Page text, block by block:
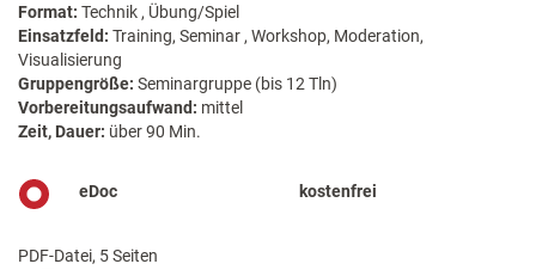
Format: Technik , Übung/Spiel
Einsatzfeld: Training, Seminar , Workshop, Moderation,
Visualisierung
Gruppengröße: Seminargruppe (bis 12 Tln)
Vorbereitungsaufwand: mittel
Zeit, Dauer: über 90 Min.
eDoc kostenfrei
PDF-Datei, 5 Seiten